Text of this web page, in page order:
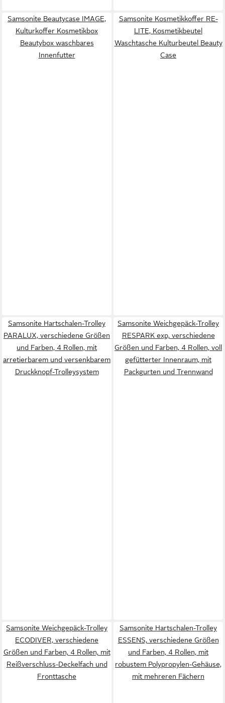
Samsonite Beautycase IMAGE,
Kulturkoffer Kosmetikbox
Beautybox waschbares
Innenfutter
Samsonite Kosmetikkoffer RE-
LITE, Kosmetikbeutel
Waschtasche Kulturbeutel Beauty
Case
Samsonite Hartschalen-Trolley
PARALUX, verschiedene Größen
und Farben, 4 Rollen, mit
arretierbarem und versenkbarem
Druckknopf-Trolleysystem
Samsonite Weichgepäck-Trolley
RESPARK exp, verschiedene
Größen und Farben, 4 Rollen, voll
gefütterter Innenraum, mit
Packgurten und Trennwand
Samsonite Weichgepäck-Trolley
ECODIVER, verschiedene
Größen und Farben, 4 Rollen, mit
Reißverschluss-Deckelfach und
Fronttasche
Samsonite Hartschalen-Trolley
ESSENS, verschiedene Größen
und Farben, 4 Rollen, mit
robustem Polypropylen-Gehäuse,
mit mehreren Fächern